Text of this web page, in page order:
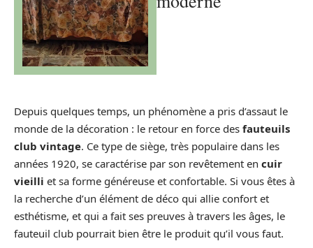
Depuis quelques temps, un phénomène a pris d’assaut le
monde de la décoration : le retour en force des fauteuils
club vintage. Ce type de siège, très populaire dans les
années 1920, se caractérise par son revêtement en cuir
vieilli et sa forme généreuse et confortable. Si vous êtes à
la recherche d’un élément de déco qui allie confort et
esthétisme, et qui a fait ses preuves à travers les âges, le
fauteuil club pourrait bien être le produit qu’il vous faut.